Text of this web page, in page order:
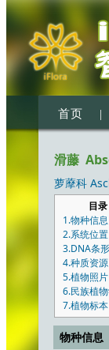
首页 |
滑藤
萝藦科
目录
1.物种信息
2.系统位置
3.DNA条
4.种质资源
5.植物照片
6.民族植
7.植物标本
物种信息